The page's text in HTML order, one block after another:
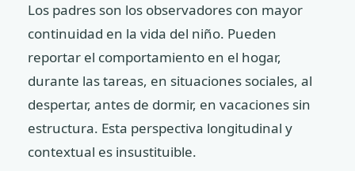
Los padres son los observadores con mayor
continuidad en la vida del niño. Pueden
reportar el comportamiento en el hogar,
durante las tareas, en situaciones sociales, al
despertar, antes de dormir, en vacaciones sin
estructura. Esta perspectiva longitudinal y
contextual es insustituible.